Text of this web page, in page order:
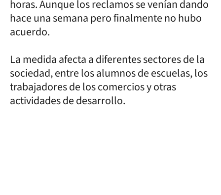
horas. Aunque los reclamos se venían dando
hace una semana pero finalmente no hubo
acuerdo.
La medida afecta a diferentes sectores de la
sociedad, entre los alumnos de escuelas, los
trabajadores de los comercios y otras
actividades de desarrollo.